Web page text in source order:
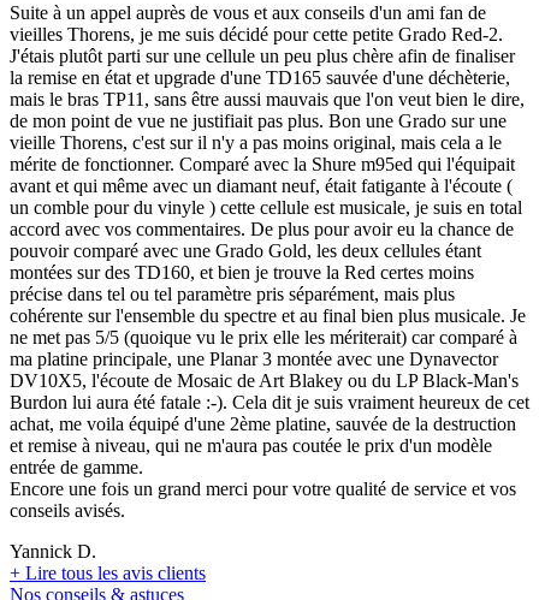
Suite à un appel auprès de vous et aux conseils d'un ami fan de
vieilles Thorens, je me suis décidé pour cette petite Grado Red-2.
J'étais plutôt parti sur une cellule un peu plus chère afin de finaliser
la remise en état et upgrade d'une TD165 sauvée d'une déchèterie,
mais le bras TP11, sans être aussi mauvais que l'on veut bien le dire,
de mon point de vue ne justifiait pas plus. Bon une Grado sur une
vieille Thorens, c'est sur il n'y a pas moins original, mais cela a le
mérite de fonctionner. Comparé avec la Shure m95ed qui l'équipait
avant et qui même avec un diamant neuf, était fatigante à l'écoute (
un comble pour du vinyle ) cette cellule est musicale, je suis en total
accord avec vos commentaires. De plus pour avoir eu la chance de
pouvoir comparé avec une Grado Gold, les deux cellules étant
montées sur des TD160, et bien je trouve la Red certes moins
précise dans tel ou tel paramètre pris séparément, mais plus
cohérente sur l'ensemble du spectre et au final bien plus musicale. Je
ne met pas 5/5 (quoique vu le prix elle les mériterait) car comparé à
ma platine principale, une Planar 3 montée avec une Dynavector
DV10X5, l'écoute de Mosaic de Art Blakey ou du LP Black-Man's
Burdon lui aura été fatale :-). Cela dit je suis vraiment heureux de cet
achat, me voila équipé d'une 2ème platine, sauvée de la destruction
et remise à niveau, qui ne m'aura pas coutée le prix d'un modèle
entrée de gamme.
Encore une fois un grand merci pour votre qualité de service et vos
conseils avisés.
Yannick D.
+ Lire tous les avis clients
Nos conseils & astuces